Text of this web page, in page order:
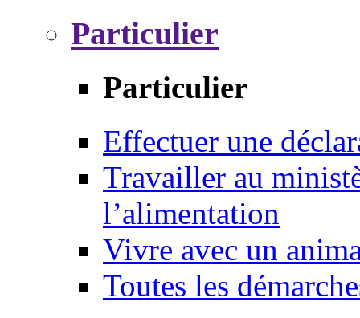
Particulier
Particulier
Effectuer une
Travailler au
l’alimentation
Vivre avec un
Toutes les